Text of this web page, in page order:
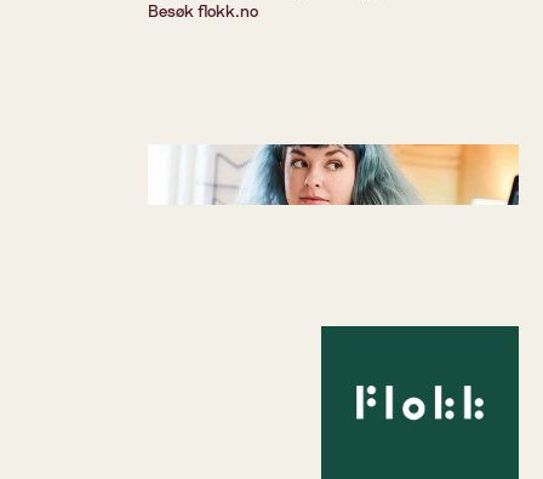
Besøk flokk.no